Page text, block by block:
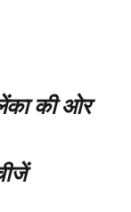
की ओर